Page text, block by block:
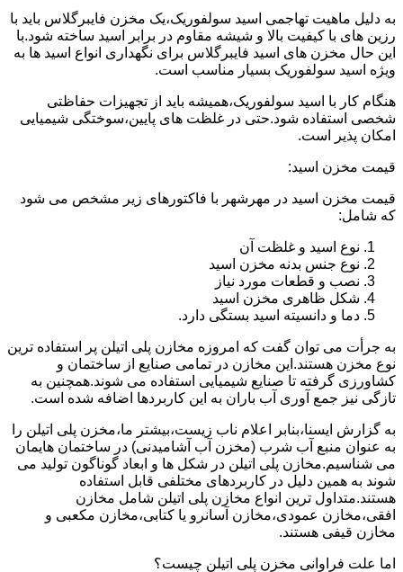
به دلیل ماهیت تهاجمی اسید سولفوریک،یک مخزن فایبرگلاس باید با
رزین های با کیفیت بالا و شیشه مقاوم در برابر اسید ساخته شود.با
این حال مخزن های اسید فایبرگلاس برای نگهداری انواع اسید ها به
ویژه اسید سولفوریک بسیار مناسب است.
هنگام کار با اسید سولفوریک،همیشه باید از تجهیزات حفاظتی
شخصی استفاده شود.حتی در غلظت های پایین،سوختگی شیمیایی
امکان پذیر است.
قیمت مخزن اسید:
قیمت مخزن اسید در مهرشهر با فاکتورهای زیر مشخص می شود
که شامل:
نوع اسید و غلظت آن
نوع جنس بدنه مخزن اسید
نصب و قطعات مورد نیاز
شکل ظاهری مخزن اسید
دما و دانسیته اسید بستگی دارد.
به جرأت می توان گفت که امروزه مخازن پلی اتیلن پر استفاده ترین
نوع مخزن هستند.این مخازن در تمامی صنایع از ساختمان و
کشاورزی گرفته تا صنایع شیمیایی استفاده می شوند.همچنین به
تازگی نیز جمع آوری آب باران به این کاربردها اضافه شده است.
به گزارش ایسنا،بنابر اعلام ناب زیست،بیشتر ما،مخزن پلی اتیلن را
به عنوان منبع آب شرب (مخزن آب آشامیدنی) در ساختمان هایمان
می شناسیم.مخازن پلی اتیلن در شکل ها و ابعاد گوناگون تولید می
شوند به همین دلیل در کاربردهای مختلفی قابل استفاده
هستند.متداول ترین انواع مخازن پلی اتیلن شامل مخازن
افقی،مخازن عمودی،مخازن آسانرو یا کتابی،مخازن مکعبی و
مخازن قیفی هستند.
اما علت فراوانی مخزن پلی اتیلن چیست؟